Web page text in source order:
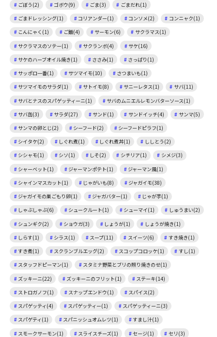
ごぼう(2)
ゴボウ(9) ごま(3)
ごまだれ(1)
ごまドレッシング(1)
コリアンダー(1) コンソメ(2)
コンニャク(1)
こんにゃく(1)
ご飯(4) サーモン(6)
サクラマス(1)
サクラマスのソテー(1)
サクランボ(4)
サケ(16)
サケのハーブオイル焼き(1)
ささみ(1)
さっぱり(1)
サッポロ一番(1)
サツマイモ(10)
さつまいも(1)
サツマイモのサラダ(1)
サトイモ(8) サニーレタス(1)
サバ(11)
サバとナスのスパゲッティーニ(1)
サバのムニエルレモンバターソース(1)
サバ缶(3)
サラダ(27) サンド(1) サンドイッチ(4)
サンマ(5)
サンマの卵とじ(2)
シーフード(2)
シーフードピラフ(1)
シイタケ(2)
しぐれ煮(1) しぐれ煮丼(1)
ししとう(2)
シシャモ(1)
シソ(1) しそ(2) シチリア(1)
シメジ(3)
シャーベット(1)
ジャーマンポテト(1)
ジャーマン風(1)
シャインマスカット(1)
じゃがいも(8)
ジャガイモ(38)
ジャガイモの巣ごもり卵(1)
ジャガバター(1)
じゃが芋(1)
しゃぶしゃぶ(6)
シュークルート(1) シューマイ(1)
しゅうまい(2)
シュンギク(2)
ショウガ(3) しょうが(1)
しょうが焼き(1)
しらす(1)
シラス(1) スープ(11) スイーツ(6)
すき焼き(1)
すき煮(1)
スクランブルエッグ(2) スコップコロッケ(1)
すし(1)
スタッフドピーマン(1)
スタミナ野菜とブリの照り焼きのせ(1)
ズッキーニ(22)
ズッキーニのフリット(1)
ステーキ(14)
ストロガノフ(1)
スナップエンドウ(1)
スパイス(2)
スパゲッティ(4)
スパゲッティー(1)
スパゲッティーニ(3)
スパゲティ(1)
スパニッシュオムレツ(1)
すまし汁(1)
スモークサーモン(1)
スライスチーズ(1) セージ(1) セリ(3)